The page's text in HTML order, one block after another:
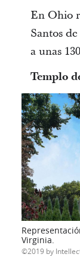
En Ohio
Santos
a unas
Templo
Virginia.
2019 by